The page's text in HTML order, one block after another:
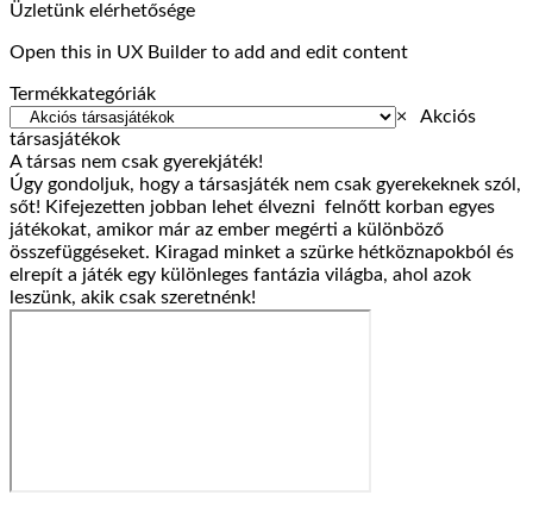
ember
bejegyzéshez
–
ajánló
ajánló
csoda
ajánló
bejegyzéshez
Üzletünk elérhetősége
Open this in UX Builder to add and edit content
Termékkategóriák
× Akciós
társasjátékok
A társas nem csak gyerekjáték!
Úgy gondoljuk, hogy a társasjáték nem csak gyerekeknek szól,
sőt! Kifejezetten jobban lehet élvezni felnőtt korban egyes
játékokat, amikor már az ember megérti a különböző
összefüggéseket. Kiragad minket a szürke hétköznapokból és
elrepít a játék egy különleges fantázia világba, ahol azok
leszünk, akik csak szeretnénk!